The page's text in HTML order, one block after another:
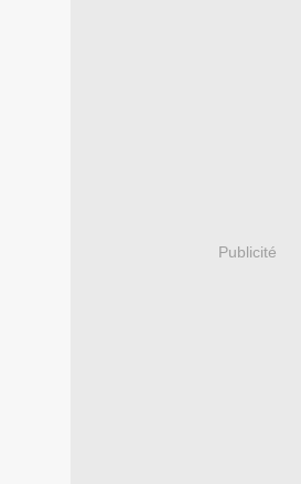
Publicité